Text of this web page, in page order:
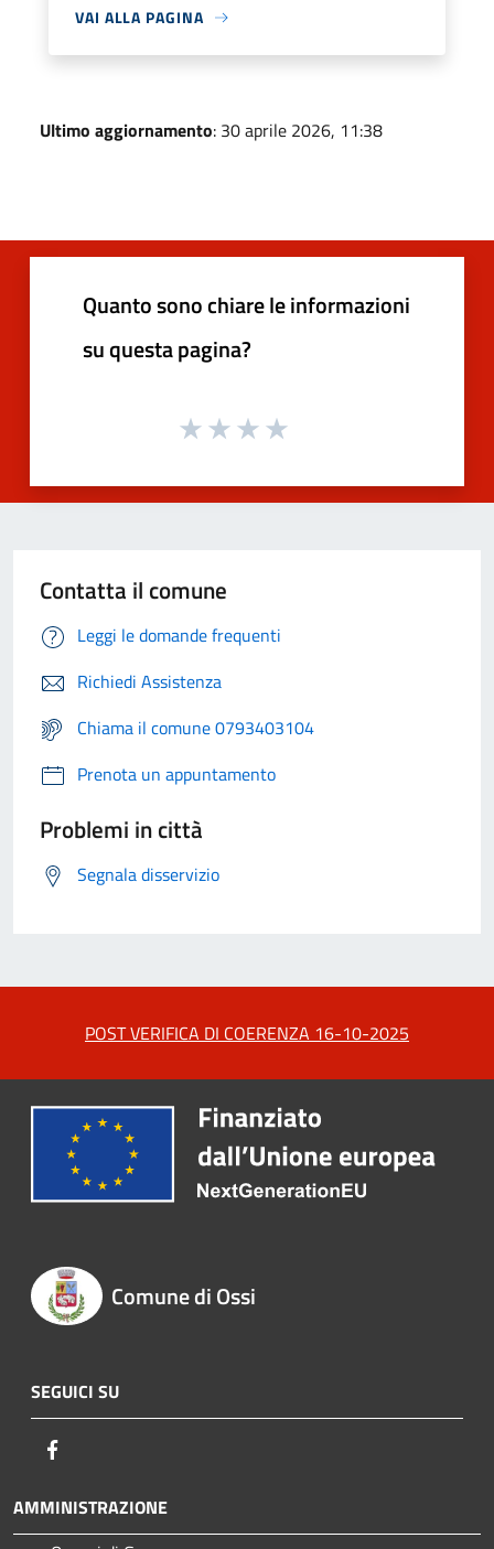
VAI ALLA PAGINA
Ultimo aggiornamento: 30 aprile 2026, 11:38
Quanto sono chiare le informazioni
su questa pagina?
Contatta il comune
Leggi le domande frequenti
Richiedi Assistenza
Chiama il comune 0793403104
Prenota un appuntamento
Problemi in città
Segnala disservizio
POST VERIFICA DI COERENZA 16-10-2025
Comune di Ossi
SEGUICI SU
AMMINISTRAZIONE